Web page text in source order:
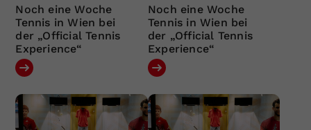
Noch eine Woche
Tennis in Wien bei
der „Official Tennis
Experience“
Noch eine Woche
Tennis in Wien bei
der „Official Tennis
Experience“